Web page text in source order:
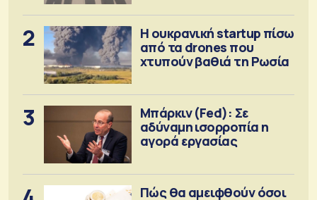
2
Η ουκρανική startup πίσω
από τα drones που
χτυπούν βαθιά τη Ρωσία
3
Μπάρκιν (Fed): Σε
αδύναμη ισορροπία η
αγορά εργασίας
Πώς θα αμειφθούν όσοι